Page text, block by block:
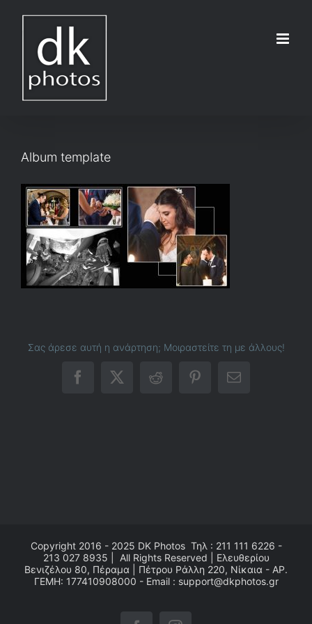
Album template
Σας άρεσε αυτή η ανάρτηση; Μοιραστείτε τη με άλλους!
Facebook
X RedditPinterestEmail
Copyright 2016 - 2025 DK PhotosΤηλ : 211 111 6226 -
213 027 8935 | All Rights Reserved | Ελευθερίου
Βενιζέλου 80, Πέραμα | Πέτρου Ράλλη 220, Νίκαια - ΑΡ.
ΓΕΜΗ: 177410908000 - Email : support@dkphotos.gr